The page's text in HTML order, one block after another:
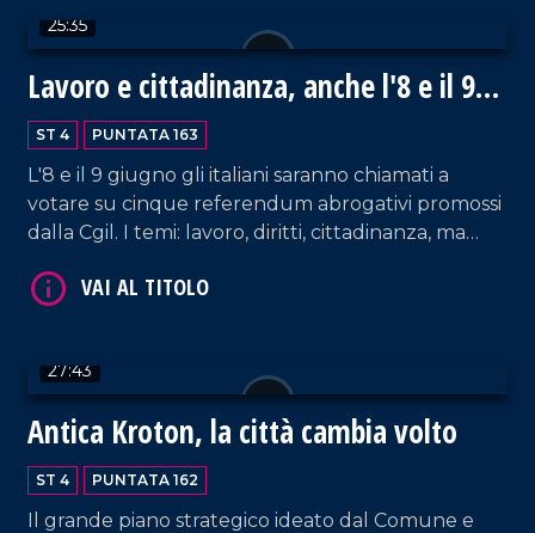
25:35
Lavoro e cittadinanza, anche l'8 e il 9
Giugno si vota
ST 4 PUNTATA 163
L'8 e il 9 giugno gli italiani saranno chiamati a
votare su cinque referendum abrogativi promossi
dalla Cgil. I temi: lavoro, diritti, cittadinanza, ma
segretario regionale della Cgil Calabria, Gianfranco
27:43
Antica Kroton, la città cambia volto
ST 4 PUNTATA 162
Il grande piano strategico ideato dal Comune e